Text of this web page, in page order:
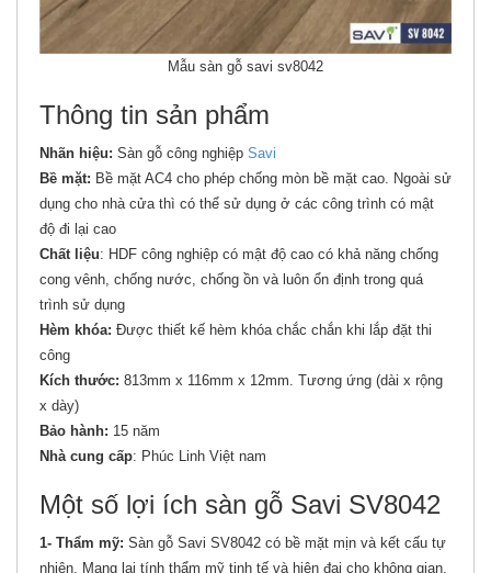
Mẫu sàn gỗ savi sv8042
Thông tin sản phẩm
Nhãn hiệu: Sàn gỗ công nghiệp Savi
Bề mặt: Bề mặt AC4 cho phép chống mòn bề mặt cao. Ngoài sử
dụng cho nhà cửa thì có thể sử dụng ở các công trình có mật
độ đi lại cao
Chất liệu: HDF công nghiệp có mật độ cao có khả năng chống
cong vênh, chống nước, chống ồn và luôn ổn định trong quá
trình sử dụng
Hèm khóa: Được thiết kế hèm khóa chắc chắn khi lắp đặt thi
công
Kích thước: 813mm x 116mm x 12mm. Tương ứng (dài x rộng
x dày)
Bảo hành: 15 năm
Nhà cung cấp: Phúc Linh Việt nam
Một số lợi ích sàn gỗ Savi SV8042
1- Thẩm mỹ: Sàn gỗ Savi SV8042 có bề mặt mịn và kết cấu tự
nhiên. Mang lại tính thẩm mỹ tinh tế và hiện đại cho không gian.